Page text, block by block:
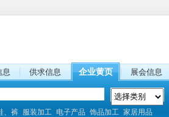
息 供求信息 企业黄页 展会信息
、裤 服装加工 电子产品 饰品加工 家居用品